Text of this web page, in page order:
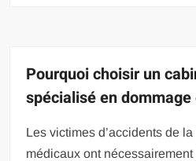
Pourquoi choisir un
spécialisé en
Les victimes d’accidents de
médicaux ont nécessairement